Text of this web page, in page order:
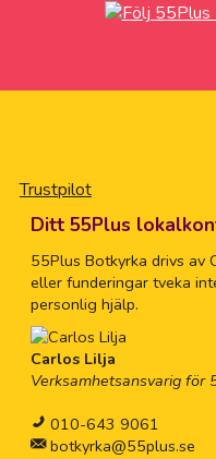
Trustpilot
Ditt 55Plus
55Plus Botkyrka drivs av
eller funderingar tveka
personlig hjälp.
Carlos Lilja
Verksamhetsansvarig för
010-643 9061
botkyrka@55plus.se